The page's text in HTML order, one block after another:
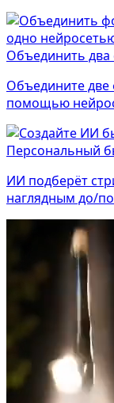
Объединить два
Объедините две
помощью
Персональный
ИИ подберёт
наглядным до/